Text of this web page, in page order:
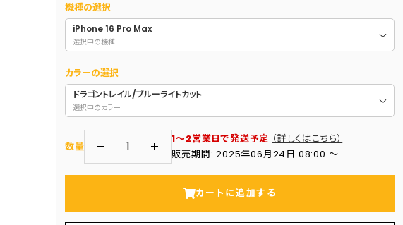
機種の選択
iPhone 16 Pro Max
選択中の機種
カラーの選択
ドラゴントレイル/ブルーライトカット
選択中のカラー
数量
量
減
数
量
増
1～2営業日で発送予定 （詳しくはこちら）
販売期間: 2025年06月24日 08:00 〜
カートに追加する